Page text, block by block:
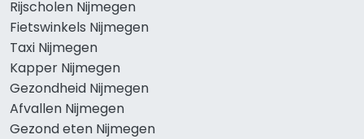
Rijscholen Nijmegen
Fietswinkels Nijmegen
Taxi Nijmegen
Kapper Nijmegen
Gezondheid Nijmegen
Afvallen Nijmegen
Gezond eten Nijmegen